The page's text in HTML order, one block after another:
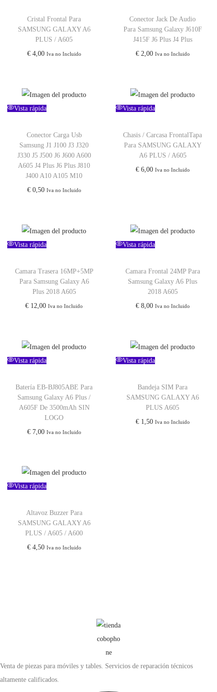
Cristal Frontal Para
SAMSUNG GALAXY A6
PLUS / A605
€4,00 Iva no Incluido
Conector Jack De Audio
Para Samsung Galaxy J610F
J415F J6 Plus J4 Plus
€2,00 Iva no Incluido
Vista rápida
Conector Carga Usb
Samsung J1 J100 J3 J320
J330 J5 J500 J6 J600 A600
A605 J4 Plus J6 Plus J810
J400 A10 A105 M10
€0,50 Iva no Incluido
Vista rápida
Chasis / Carcasa FrontalTapa
Para SAMSUNG GALAXY
A6 PLUS / A605
€6,00 Iva no Incluido
Vista rápida
Camara Trasera 16MP+5MP
Para Samsung Galaxy A6
Plus 2018 A605
€ 12,00 Iva no Incluido
Vista rápida
Camara Frontal 24MP Para
Samsung Galaxy A6 Plus
2018 A605
€8,00 Iva no Incluido
Vista rápida
Batería EB-BJ805ABE Para
Samsung Galaxy A6 Plus /
A605F De 3500mAh SIN
LOGO
€7,00 Iva no Incluido
Vista rápida
Bandeja SIM Para
SAMSUNG GALAXY A6
PLUS A605
€1,50 Iva no Incluido
Vista rápida
Altavoz Buzzer Para
SAMSUNG GALAXY A6
PLUS / A605 / A600
€4,50 Iva no Incluido
Venta de piezas para móviles y tables. Servicios de reparación técnicos
altamente calificados.